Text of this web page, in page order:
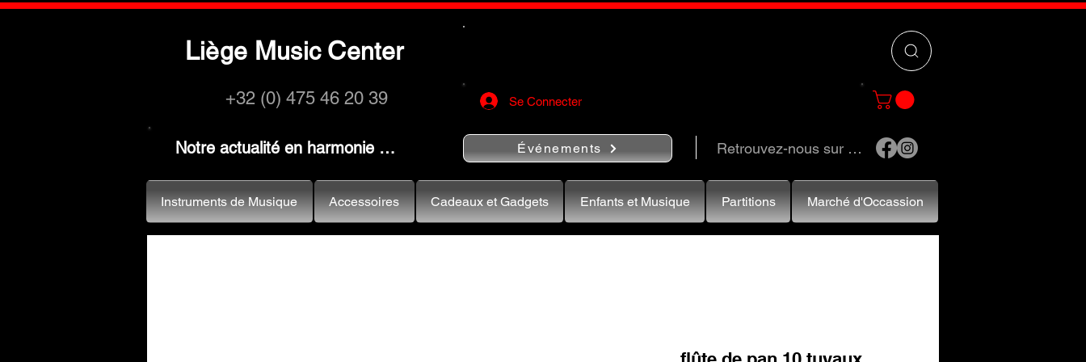
Liège Music Center
+32 (0) 475 46 20 39 Se Connecter
Notre actualité en harmonie … Événements Retrouvez-nous sur …
Instruments de Musique Accessoires Cadeaux et Gadgets Enfants et Musique Partitions Marché d'Occassion